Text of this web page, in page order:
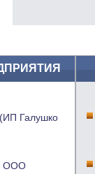
Галушко
ООО